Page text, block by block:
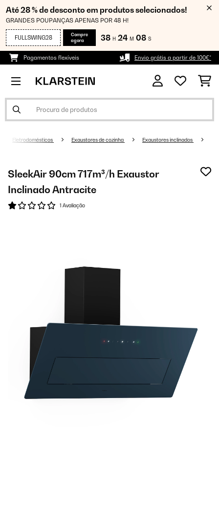
Até 28 % de desconto em produtos selecionados!
GRANDES POUPANÇAS APENAS POR 48 H!
FULLSWING28
Compre
agora
38 H 24 M 08 S
Pagamentos flexíveis Envio grátis a partir de 100€*
Eletrodomésticos Exaustores de cozinha Exaustores inclinados
SleekAir 90cm 717m³/h Exaustor
Inclinado Antracite
1 Avaliação